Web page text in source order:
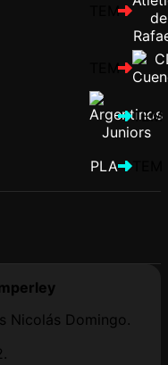
TEM
TEM
TEM
PLA
Nicolás Domingo.